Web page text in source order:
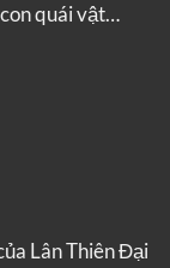
quái vật…
Lân Thiên Đại